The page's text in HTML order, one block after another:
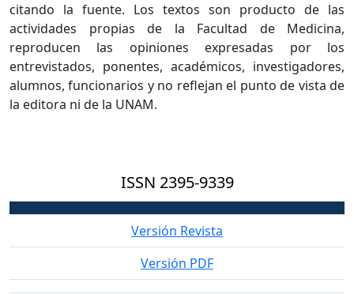
citando la fuente. Los textos son producto de las
actividades propias de la Facultad de Medicina,
reproducen las opiniones expresadas por los
entrevistados, ponentes, académicos, investigadores,
alumnos, funcionarios y no reflejan el punto de vista de
la editora ni de la UNAM.
ISSN 2395-9339
Versión Revista
Versión PDF